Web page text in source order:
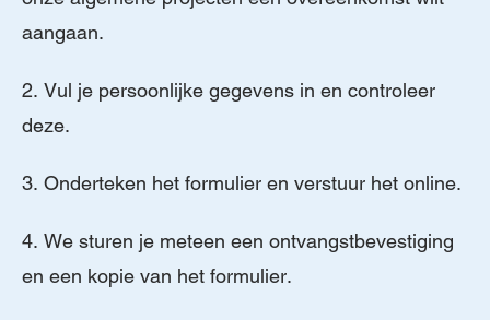
aangaan.
2. Vul je persoonlijke gegevens in en controleer
deze.
3. Onderteken het formulier en verstuur het online.
4. We sturen je meteen een ontvangstbevestiging
en een kopie van het formulier.